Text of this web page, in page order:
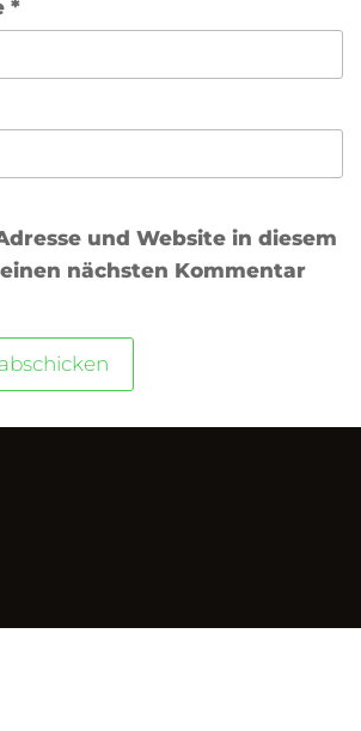
*
und Website in diesem
nächsten Kommentar